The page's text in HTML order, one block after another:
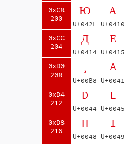
0xC8
200
0xCC
204
0xD0
208
0xD4
212
0xD8
216
Ю
U+042E
А
U+0410
Д
U+0414
Е
U+0415
U+00B8
A
U+0041
D
U+0044
E
U+0045
H
U+0048
I
U+0049